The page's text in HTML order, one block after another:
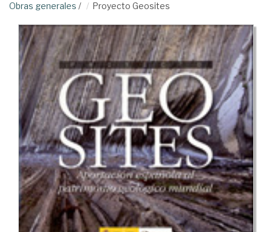
Obras generales / Proyecto Geosites